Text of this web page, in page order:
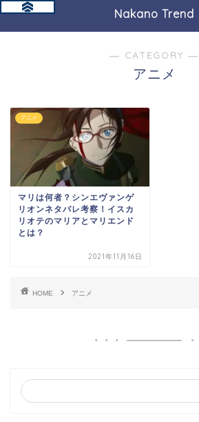
Nakano Trend
― CATEGORY ―
アニメ
アニメ
マリは何者？シンエヴァンゲ
リオンネタバレ考察！イスカ
リオテのマリアとマリエンド
とは？
2021年11月16日
HOME アニメ